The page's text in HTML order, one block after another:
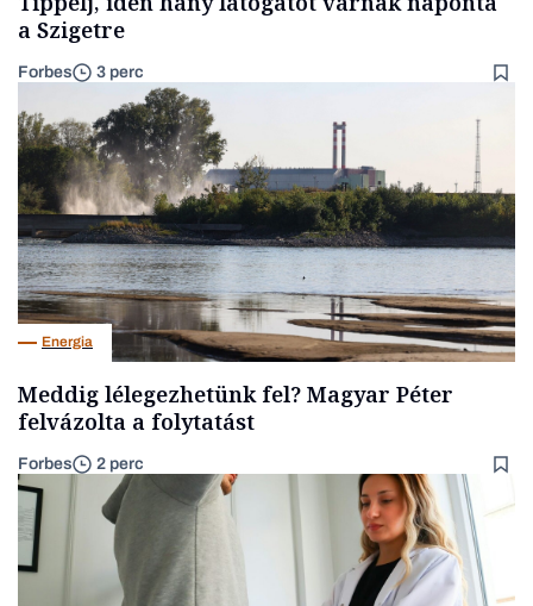
a Szigetre
Forbes 3 perc
Energia
Meddig lélegezhetünk fel? Magyar Péter
felvázolta a folytatást
Forbes 2 perc